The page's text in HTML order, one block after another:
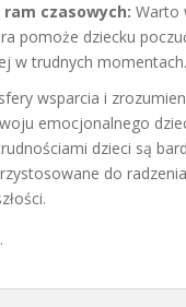
czasowych: Warto
pomoże dziecku
w trudnych momentach.
wsparcia i
emocjonalnego
dzieci są
do